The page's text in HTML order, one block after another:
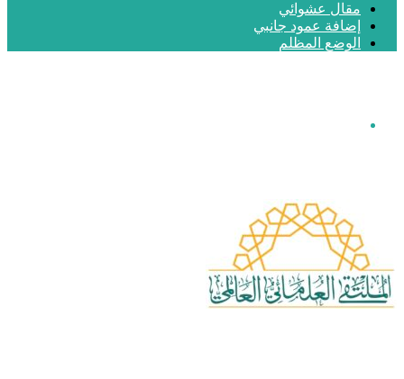
مقال عشوائي
إضافة عمود جانبي
الوضع المظلم